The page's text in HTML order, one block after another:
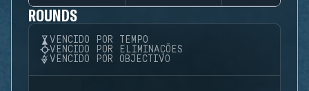
ROUNDS
VENCIDO POR TEMPO
VENCIDO POR ELIMINAÇÕES
VENCIDO POR OBJECTIVO